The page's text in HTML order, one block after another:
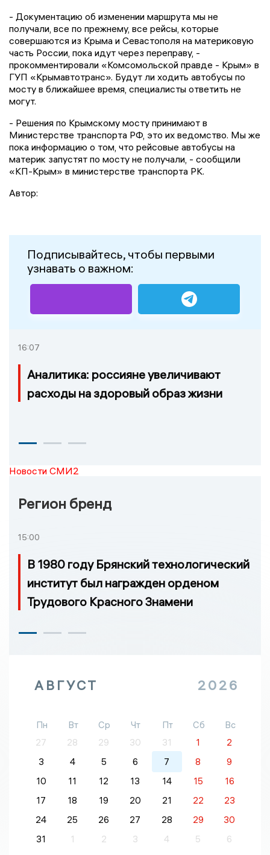
- Документацию об изменении маршрута мы не
получали, все по прежнему, все рейсы, которые
совершаются из Крыма и Севастополя на материковую
часть России, пока идут через переправу, -
прокомментировали «Комсомольской правде - Крым» в
ГУП «Крымавтотранс». Будут ли ходить автобусы по
мосту в ближайшее время, специалисты ответить не
могут.
- Решения по Крымскому мосту принимают в
Министерстве транспорта РФ, это их ведомство. Мы же
пока информацию о том, что рейсовые автобусы на
материк запустят по мосту не получали, - сообщили
«КП-Крым» в министерстве транспорта РК.
Автор:
Подписывайтесь, чтобы первыми
узнавать о важном:
16:07
Аналитика: россияне увеличивают
расходы на здоровый образ жизни
Новости СМИ2
Регион бренд
15:00
В 1980 году Брянский технологический
институт был награжден орденом
Трудового Красного Знамени
АВГУСТ 2026
Пн Вт Ср Чт Пт Сб
Вс
27
28 29 30 31 1
2
3
4 5 6 7 8
9
10
11 12 13 14 15
16
17
18 19 20 21 22
23
24
25 26 27 28 29
30
31
1 2 3 4 5 6